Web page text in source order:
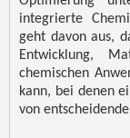
integrierte
geht davon aus,
Entwicklung,
chemischen
kann, bei denen
von